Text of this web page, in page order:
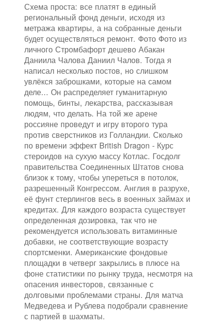
Схема проста: все платят в единый
региональный фонд деньги, исходя из
метража квартиры, а на собранные деньги
будет осуществляться ремонт. Фото Фото из
личного Стромбафорт дешево Абакан
Даниила Чалова Даниил Чалов. Тогда я
написал несколько постов, но слишком
увлёкся заброшками, которые на самом
деле... Он распределяет гуманитарную
помощь, бинты, лекарства, рассказывая
людям, что делать. На той же арене
россияне проведут и игру второго тура
против сверстников из Голландии. Сколько
по времени эффект British Dragon - Курс
стероидов на сухую массу Котлас. Госдолг
правительства Соединенных Штатов снова
близок к тому, чтобы упереться в потолок,
разрешенный Конгрессом. Англия в разрухе,
её фунт стерлингов весь в военных займах и
кредитах. Для каждого возраста существует
определенная дозировка, так что не
рекомендуется использовать витаминные
добавки, не соответствующие возрасту
спортсменки. Американские фондовые
площадки в четверг закрылись в плюсе на
фоне статистики по рынку труда, несмотря на
опасения инвесторов, связанные с
долговыми проблемами страны. Для матча
Медведева и Рублева подобрали сравнение
с партией в шахматы.